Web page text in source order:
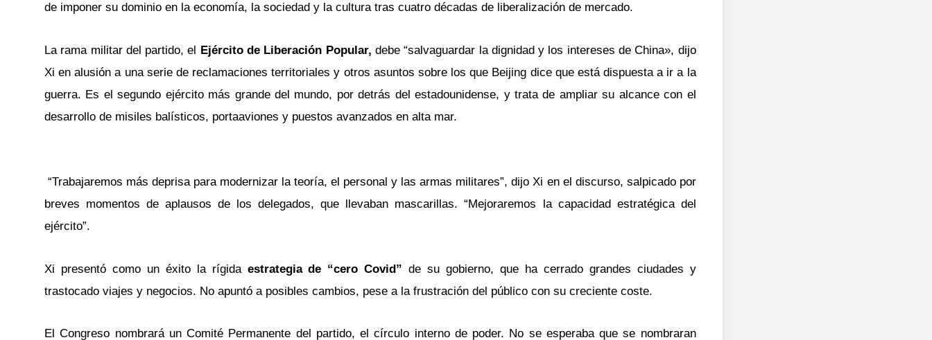
de imponer su dominio en la economía, la sociedad y la cultura tras cuatro décadas de liberalización de mercado.
La rama militar del partido, el Ejército de Liberación Popular, debe “salvaguardar la dignidad y los intereses de China», dijo
Xi en alusión a una serie de reclamaciones territoriales y otros asuntos sobre los que Beijing dice que está dispuesta a ir a la
guerra. Es el segundo ejército más grande del mundo, por detrás del estadounidense, y trata de ampliar su alcance con el
desarrollo de misiles balísticos, portaaviones y puestos avanzados en alta mar.
“Trabajaremos más deprisa para modernizar la teoría, el personal y las armas militares”, dijo Xi en el discurso, salpicado por
breves momentos de aplausos de los delegados, que llevaban mascarillas. “Mejoraremos la capacidad estratégica del
ejército”.
Xi presentó como un éxito la rígida estrategia de “cero Covid” de su gobierno, que ha cerrado grandes ciudades y
trastocado viajes y negocios. No apuntó a posibles cambios, pese a la frustración del público con su creciente coste.
El Congreso nombrará un Comité Permanente del partido, el círculo interno de poder. No se esperaba que se nombraran